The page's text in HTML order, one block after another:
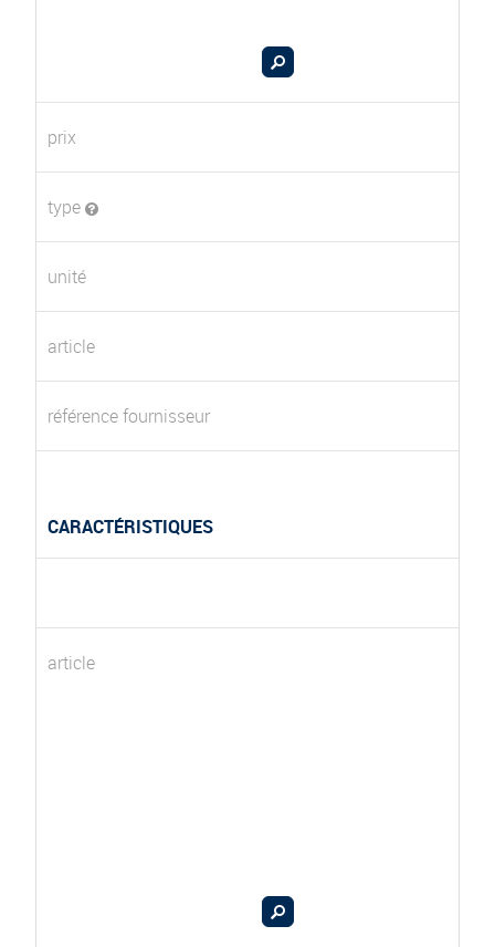
prix
type
unité
article
référence fournisseur
CARACTÉRISTIQUES
article